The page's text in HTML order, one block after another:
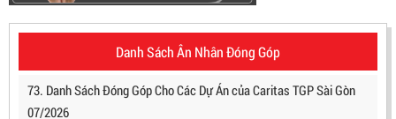
Danh Sách Ân Nhân Đóng Góp
73. Danh Sách Đóng Góp Cho Các Dự Án của Caritas TGP Sài Gòn
07/2026